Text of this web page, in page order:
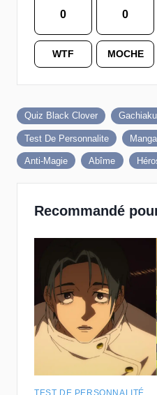
0
WTF
0
MOCHE
Quiz Black Clover
Test De Personnalite
Anti-Magie Abîme
Recommandé
TEST DE PERSONNALITÉ